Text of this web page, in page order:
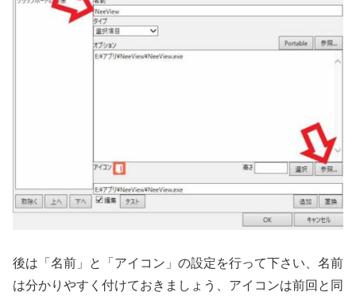
後は「名前」と「アイコン」の設定を行って下さい、名前
は分かりやすく付けておきましょう、アイコンは前回と同